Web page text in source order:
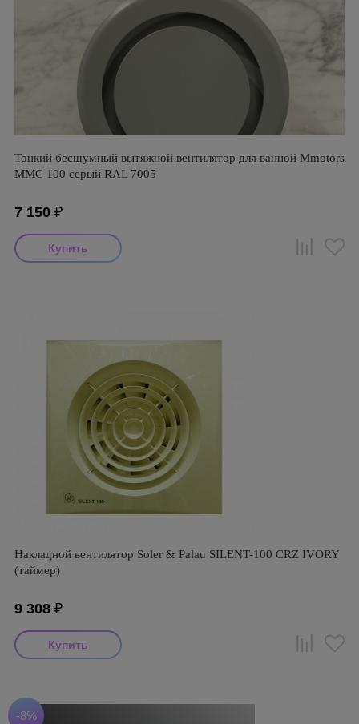
Тонкий бесшумный вытяжной вентилятор для ванной Mmotors
ММC 100 серый RAL 7005
7 150 ₽
Накладной вентилятор Soler & Palau SILENT-100 CRZ IVORY
(таймер)
9 308 ₽
-8%